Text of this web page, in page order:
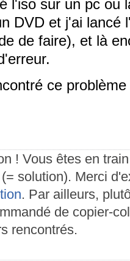
l'iso sur un pc ou
DVD et j'ai lancé
de faire), et là
ce problème
! Vous êtes en
solution). Merci
. Par ailleurs,
de copier-
rencontrés.